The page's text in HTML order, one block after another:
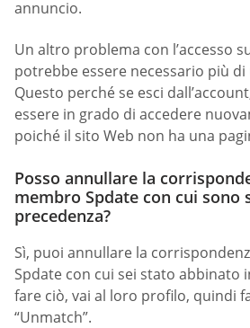
annuncio.
Un altro problema con l’accesso
potrebbe essere necessario più
Questo perché se esci
essere in grado di accedere
poiché il sito Web non ha una
Posso annullare la
membro Spdate con cui sono
precedenza?
Sì, puoi annullare la
Spdate con cui sei stato abbinato
fare ciò, vai al loro profilo, quindi
“Unmatch”.